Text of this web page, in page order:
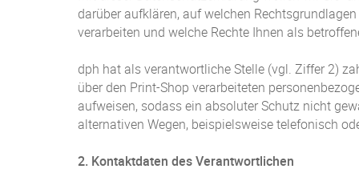
darüber aufklären, auf welchen
verarbeiten und welche Rechte Ihnen als
dph hat als verantwortliche Stelle (vgl. Ziffer 2)
über den Print-Shop verarbeiteten
aufweisen, sodass ein absoluter Schutz nicht
alternativen Wegen, beispielsweise telefonisch
2. Kontaktdaten des Verantwortlichen